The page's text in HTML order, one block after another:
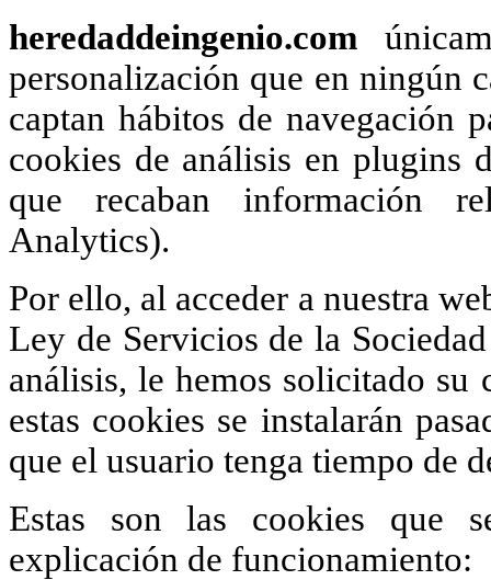
heredaddeingenio.com
personalización que en ningún
captan hábitos de navegación
cookies de análisis en plugins
que recaban información
Analytics).
Por ello, al acceder a nuestra
Ley de Servicios de la
análisis, le hemos solicitado su
estas cookies se instalarán
que el usuario tenga tiempo de
Estas son las cookies que
explicación de funcionamiento: